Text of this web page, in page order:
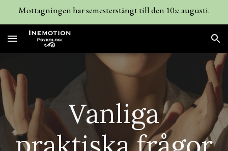
Skip to main content Skip to navigation
Mottagningen har semesterstängt till den 10:e augusti.
Vanliga